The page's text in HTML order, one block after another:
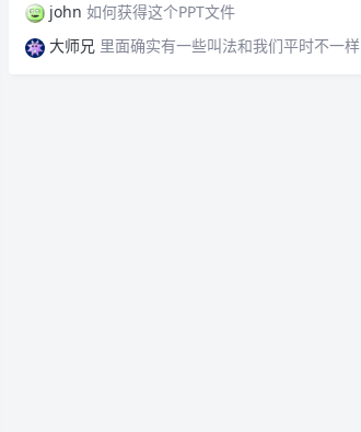
john 如何获得这个PPT文件
大师兄 里面确实有一些叫法和我们平时不一样